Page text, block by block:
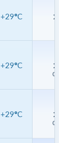
+29°C
+29°C
+29°C